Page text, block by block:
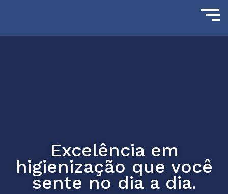
Excelência em
higienização que você
sente no dia a dia.